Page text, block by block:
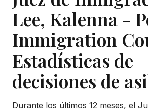
Lee, Kalenna -
Immigration
Estadísticas de
decisiones de
Durante los últimos 12 meses, el